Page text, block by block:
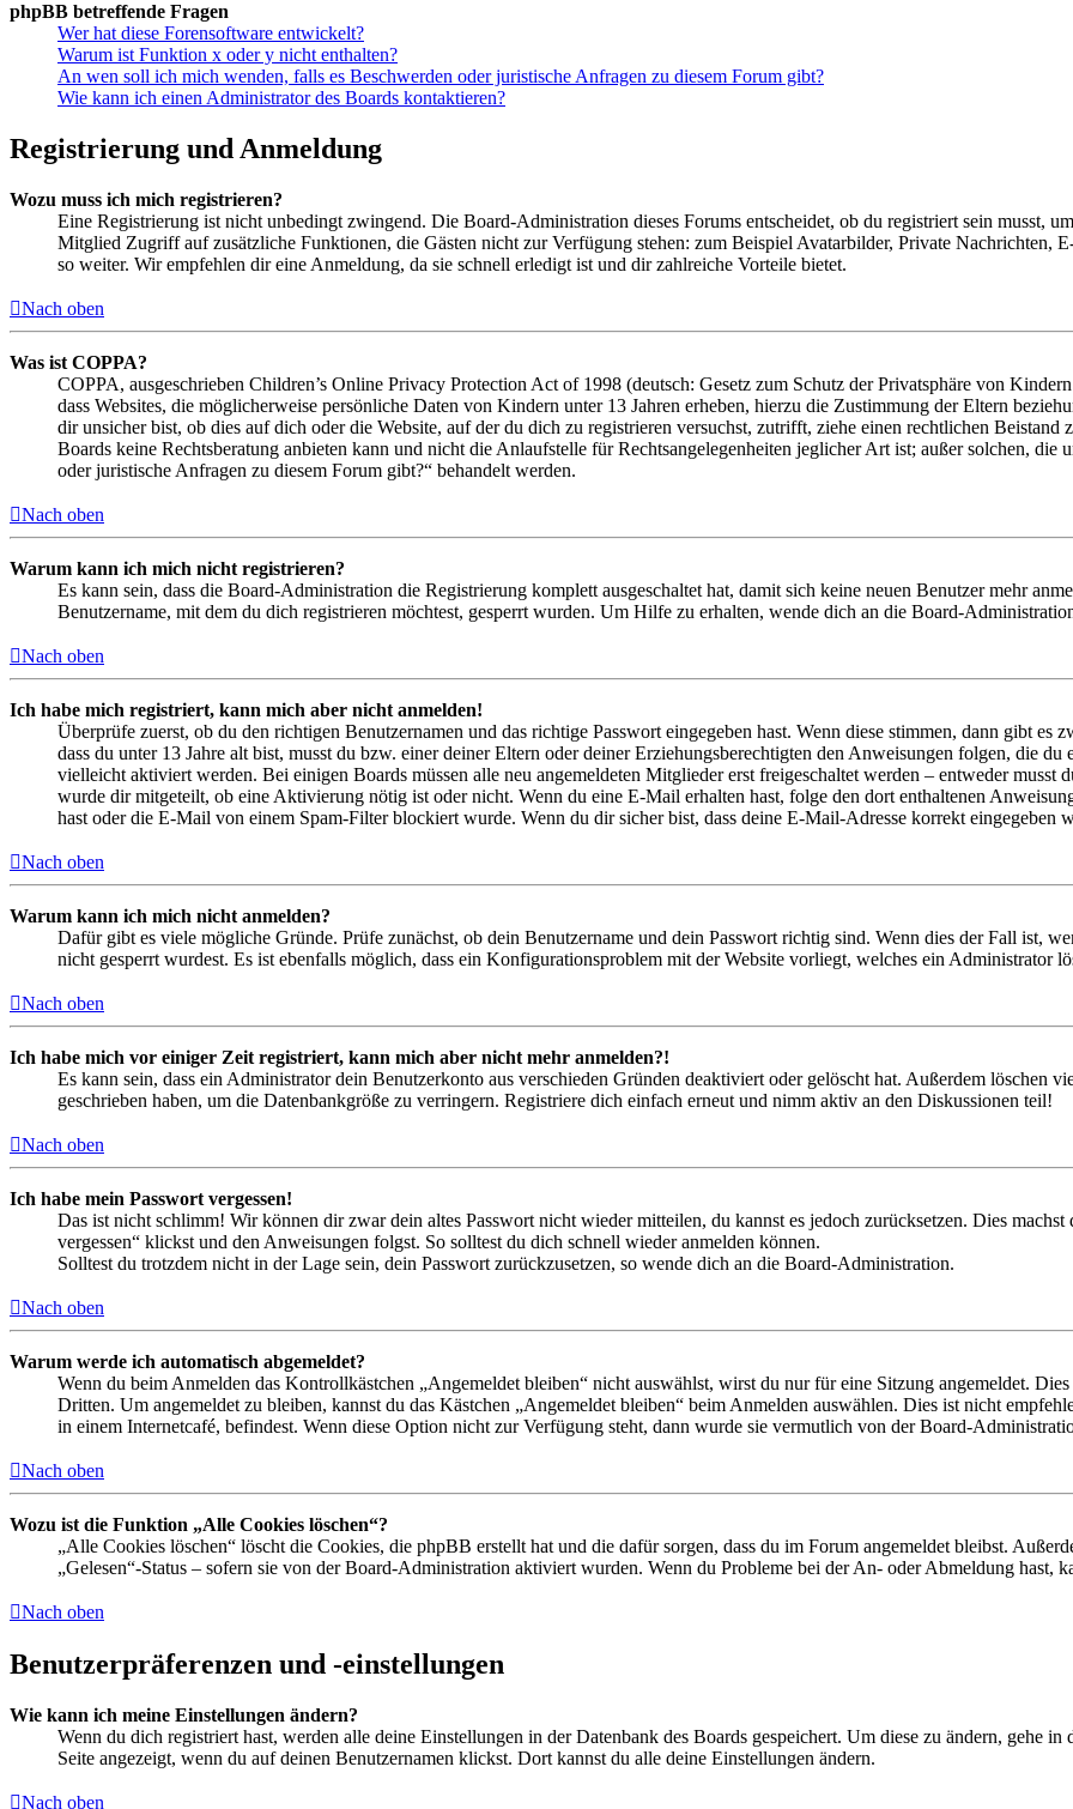
phpBB betreffende Fragen
Wer hat diese Forensoftware entwickelt?
Warum ist Funktion x oder y nicht enthalten?
An wen soll ich mich wenden, falls es Beschwerden oder juristische Anfragen zu diesem Forum gibt?
Wie kann ich einen Administrator des Boards kontaktieren?
Registrierung und Anmeldung
Wozu muss ich mich registrieren?
Eine Registrierung ist nicht unbedingt zwingend. Die Board-Administration dieses Forums entscheidet, ob du registriert sein musst,
Mitglied Zugriff auf zusätzliche Funktionen, die Gästen nicht zur Verfügung stehen: zum Beispiel Avatarbilder, Private Nachrichten,
so weiter. Wir empfehlen dir eine Anmeldung, da sie schnell erledigt ist und dir zahlreiche Vorteile bietet.
Nach oben
Was ist COPPA?
COPPA, ausgeschrieben Children’s Online Privacy Protection Act of 1998 (deutsch: Gesetz zum Schutz der Privatsphäre von
dass Websites, die möglicherweise persönliche Daten von Kindern unter 13 Jahren erheben, hierzu die Zustimmung der Eltern
dir unsicher bist, ob dies auf dich oder die Website, auf der du dich zu registrieren versuchst, zutrifft, ziehe einen rechtlichen
Boards keine Rechtsberatung anbieten kann und nicht die Anlaufstelle für Rechtsangelegenheiten jeglicher Art ist; außer solchen,
oder juristische Anfragen zu diesem Forum gibt?“ behandelt werden.
Nach oben
Warum kann ich mich nicht registrieren?
Es kann sein, dass die Board-Administration die Registrierung komplett ausgeschaltet hat, damit sich keine neuen Benutzer mehr
Benutzername, mit dem du dich registrieren möchtest, gesperrt wurden. Um Hilfe zu erhalten, wende dich an die Board-
Nach oben
Ich habe mich registriert, kann mich aber nicht anmelden!
Überprüfe zuerst, ob du den richtigen Benutzernamen und das richtige Passwort eingegeben hast. Wenn diese stimmen, dann gibt es
dass du unter 13 Jahre alt bist, musst du bzw. einer deiner Eltern oder deiner Erziehungsberechtigten den Anweisungen folgen, die
vielleicht aktiviert werden. Bei einigen Boards müssen alle neu angemeldeten Mitglieder erst freigeschaltet werden – entweder musst
wurde dir mitgeteilt, ob eine Aktivierung nötig ist oder nicht. Wenn du eine E-Mail erhalten hast, folge den dort enthaltenen
hast oder die E-Mail von einem Spam-Filter blockiert wurde. Wenn du dir sicher bist, dass deine E-Mail-Adresse korrekt eingegeben
Nach oben
Warum kann ich mich nicht anmelden?
Dafür gibt es viele mögliche Gründe. Prüfe zunächst, ob dein Benutzername und dein Passwort richtig sind. Wenn dies der Fall ist,
nicht gesperrt wurdest. Es ist ebenfalls möglich, dass ein Konfigurationsproblem mit der Website vorliegt, welches ein Administrator
Nach oben
Ich habe mich vor einiger Zeit registriert, kann mich aber nicht mehr anmelden?!
Es kann sein, dass ein Administrator dein Benutzerkonto aus verschieden Gründen deaktiviert oder gelöscht hat. Außerdem löschen
geschrieben haben, um die Datenbankgröße zu verringern. Registriere dich einfach erneut und nimm aktiv an den Diskussionen teil!
Nach oben
Ich habe mein Passwort vergessen!
Das ist nicht schlimm! Wir können dir zwar dein altes Passwort nicht wieder mitteilen, du kannst es jedoch zurücksetzen. Dies
vergessen“ klickst und den Anweisungen folgst. So solltest du dich schnell wieder anmelden können.
Solltest du trotzdem nicht in der Lage sein, dein Passwort zurückzusetzen, so wende dich an die Board-Administration.
Nach oben
Warum werde ich automatisch abgemeldet?
Wenn du beim Anmelden das Kontrollkästchen „Angemeldet bleiben“ nicht auswählst, wirst du nur für eine Sitzung angemeldet.
Dritten. Um angemeldet zu bleiben, kannst du das Kästchen „Angemeldet bleiben“ beim Anmelden auswählen. Dies ist nicht
in einem Internetcafé, befindest. Wenn diese Option nicht zur Verfügung steht, dann wurde sie vermutlich von der Board-
Nach oben
Wozu ist die Funktion „Alle Cookies löschen“?
„Alle Cookies löschen“ löscht die Cookies, die phpBB erstellt hat und die dafür sorgen, dass du im Forum angemeldet bleibst.
„Gelesen“-Status – sofern sie von der Board-Administration aktiviert wurden. Wenn du Probleme bei der An- oder Abmeldung hast,
Nach oben
Benutzerpräferenzen und -einstellungen
Wie kann ich meine Einstellungen ändern?
Wenn du dich registriert hast, werden alle deine Einstellungen in der Datenbank des Boards gespeichert. Um diese zu ändern, gehe
Seite angezeigt, wenn du auf deinen Benutzernamen klickst. Dort kannst du alle deine Einstellungen ändern.
Nach oben